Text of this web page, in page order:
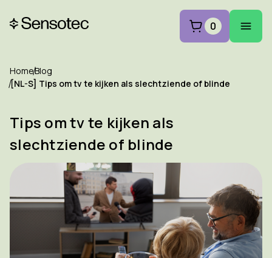
0
HomeBlog
[NL-S] Tips om tv te kijken als slechtziende of blinde
Tips om tv te kijken als
slechtziende of blinde